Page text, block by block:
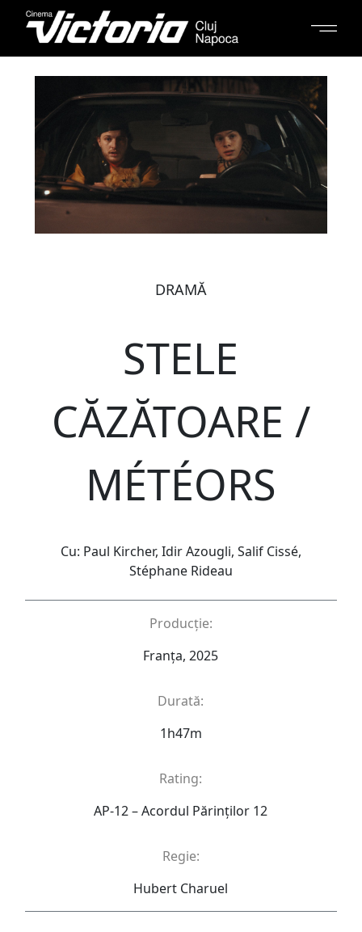
DRAMĂ
STELE
CĂZĂTOARE /
MÉTÉORS
Cu: Paul Kircher, Idir Azougli, Salif Cissé,
Stéphane Rideau
Producție:
Franța, 2025
Durată:
1h47m
Rating:
AP-12 – Acordul Părinţilor 12
Regie:
Hubert Charuel